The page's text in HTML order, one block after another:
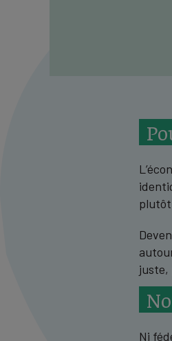
juste,
Ni